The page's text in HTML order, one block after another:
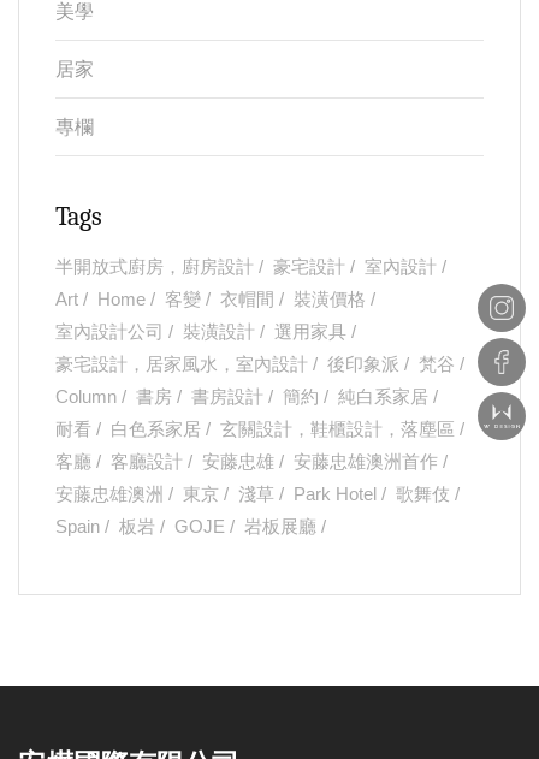
美學
居家
專欄
Tags
半開放式廚房，廚房設計 豪宅設計
室內設計
Art
Home 客變 衣帽間
裝潢價格
室內設計公司
裝潢設計
選用家具
豪宅設計，居家風水，室內設計
後印象派
梵谷
Column
書房 書房設計 簡約
純白系家居
耐看
白色系家居
玄關設計，鞋櫃設計，落塵區
客廳
客廳設計 安藤忠雄
安藤忠雄澳洲首作
安藤忠雄澳洲
東京 淺草 Park Hotel
歌舞伎
Spain
板岩 GOJE 岩板展廳